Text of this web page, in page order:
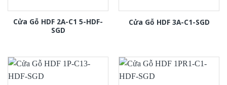
Cửa Gỗ HDF 2A-C1 5-HDF-
SGD
Cửa Gỗ HDF 3A-C1-SGD